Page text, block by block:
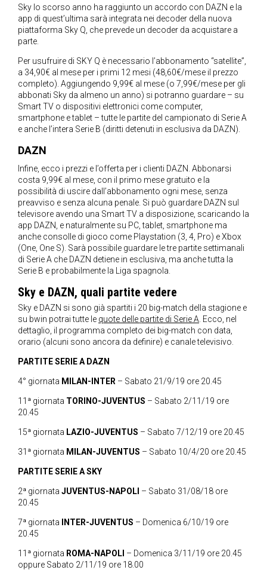
Sky lo scorso anno ha raggiunto un accordo con DAZN e la
app di quest’ultima sarà integrata nei decoder della nuova
piattaforma Sky Q, che prevede un decoder da acquistare a
parte.
Per usufruire di SKY Q è necessario l’abbonamento “satellite”,
a 34,90€ al mese per i primi 12 mesi (48,60€/mese il prezzo
completo). Aggiungendo 9,99€ al mese (o 7,99€/mese per gli
abbonati Sky da almeno un anno) si potranno guardare – su
Smart TV o dispositivi elettronici come computer,
smartphone e tablet – tutte le partite del campionato di Serie A
e anche l’intera Serie B (diritti detenuti in esclusiva da DAZN).
DAZN
Infine, ecco i prezzi e l’offerta per i clienti DAZN. Abbonarsi
costa 9,99€ al mese, con il primo mese gratuito e la
possibilità di uscire dall’abbonamento ogni mese, senza
preavviso e senza alcuna penale. Si può guardare DAZN sul
televisore avendo una Smart TV a disposizione, scaricando la
app DAZN, e naturalmente su PC, tablet, smartphone ma
anche consolle di gioco come Playstation (3, 4, Pro) e Xbox
(One, One S). Sarà possibile guardare le tre partite settimanali
di Serie A che DAZN detiene in esclusiva, ma anche tutta la
Serie B e probabilmente la Liga spagnola.
Sky e DAZN, quali partite vedere
Sky e DAZN si sono già spartiti i 20 big-match della stagione e
su bwin potrai tutte le quote delle partite di Serie A . Ecco, nel
dettaglio, il programma completo dei big-match con data,
orario (alcuni sono ancora da definire) e canale televisivo.
PARTITE SERIE A DAZN
4° giornata MILAN-INTER – Sabato 21/9/19 ore 20.45
11ª giornata TORINO-JUVENTUS – Sabato 2/11/19 ore
20.45
15ª giornata LAZIO-JUVENTUS – Sabato 7/12/19 ore 20.45
31ª giornata MILAN-JUVENTUS – Sabato 10/4/20 ore 20.45
PARTITE SERIE A SKY
2ª giornata JUVENTUS-NAPOLI – Sabato 31/08/18 ore
20.45
7ª giornata INTER-JUVENTUS – Domenica 6/10/19 ore
20.45
11ª giornata ROMA-NAPOLI – Domenica 3/11/19 ore 20.45
oppure Sabato 2/11/19 ore 18.00